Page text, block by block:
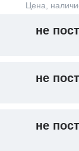
Цена,
не
не
не